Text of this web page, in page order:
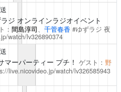
ジ オンラインラジオイベント
： 間島淳司、 千菅春香#ゆずラジ 夜
watch/lv326890374
マーパーティー プチ！ ゲスト： 野
live.nicovideo.jp/watch/lv326585943